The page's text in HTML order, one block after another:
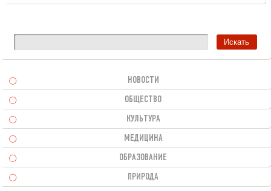
НОВОСТИ
ОБЩЕСТВО
КУЛЬТУРА
МЕДИЦИНА
ОБРАЗОВАНИЕ
ПРИРОДА